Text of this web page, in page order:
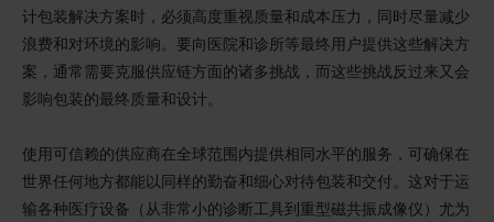
计包装解决方案时，必须高度重视质量和成本压力，同时尽量减少
浪费和对环境的影响。要向医院和诊所等最终用户提供这些解决方
案，通常需要克服供应链方面的诸多挑战，而这些挑战反过来又会
影响包装的最终质量和设计。
使用可信赖的供应商在全球范围内提供相同水平的服务，可确保在
世界任何地方都能以同样的勤奋和细心对待包装和交付。这对于运
输各种医疗设备（从非常小的诊断工具到重型磁共振成像仪）尤为